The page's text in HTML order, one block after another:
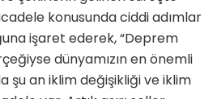
konusunda ciddi adımlar
işaret ederek, “Deprem
dünyamızın en önemli
şu an iklim değişikliği ve iklim